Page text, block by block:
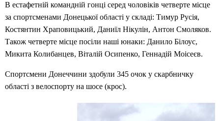
В естафетній командній гонці серед чоловіків четверте місце
за спортсменами Донецької області у складі: Тимур Русія,
Костянтин Храповицький, Даниїл Нікулін, Антон Смоляков.
Також четверте місце посіли наші юнаки: Данило Білоус,
Микита Колибанцев, Віталій Осипенко, Геннадій Моісеєв.
Спортсмени Донеччини здобули 345 очок у скарбничку
області з велоспорту на шосе (крос).